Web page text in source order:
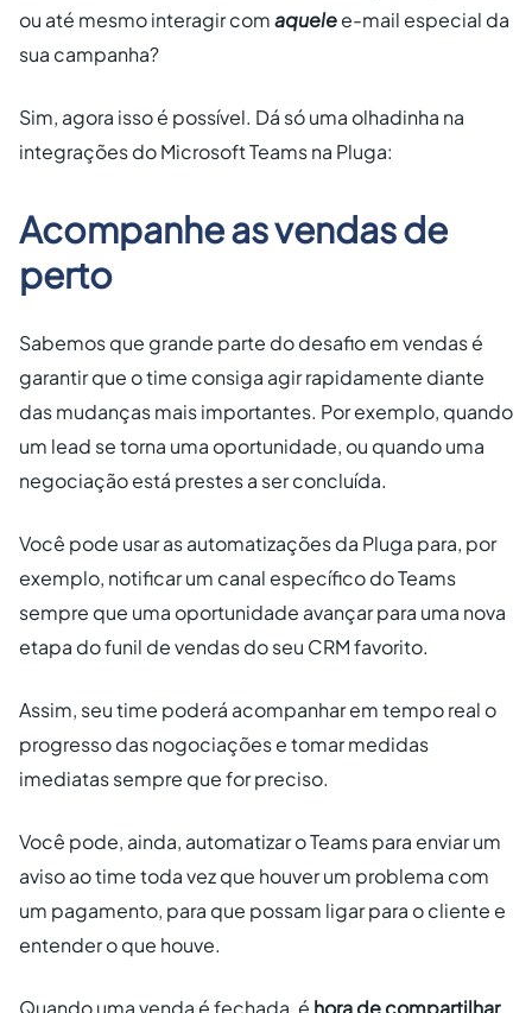
ou até mesmo interagir comaquelee-mail especial da
sua campanha?
Sim, agora isso é possível. Dá só uma olhadinha na
integrações do Microsoft Teams na Pluga:
Acompanhe as vendas de
perto
Sabemos que grande parte do desafio em vendas é
garantir que o time consiga agir rapidamente diante
das mudanças mais importantes. Por exemplo, quando
um lead se torna uma oportunidade, ou quando uma
negociação está prestes a ser concluída.
Você pode usar as automatizações da Pluga para, por
exemplo, notificar um canal específico do Teams
sempre que uma oportunidade avançar para uma nova
etapa do funil de vendas do seu CRM favorito.
Assim, seu time poderá acompanhar em tempo real o
progresso das nogociações e tomar medidas
imediatas sempre que for preciso.
Você pode, ainda, automatizar o Teams para enviar um
aviso ao time toda vez que houver um problema com
um pagamento, para que possam ligar para o cliente e
entender o que houve.
Quando uma venda é fechada, é hora de compartilhar